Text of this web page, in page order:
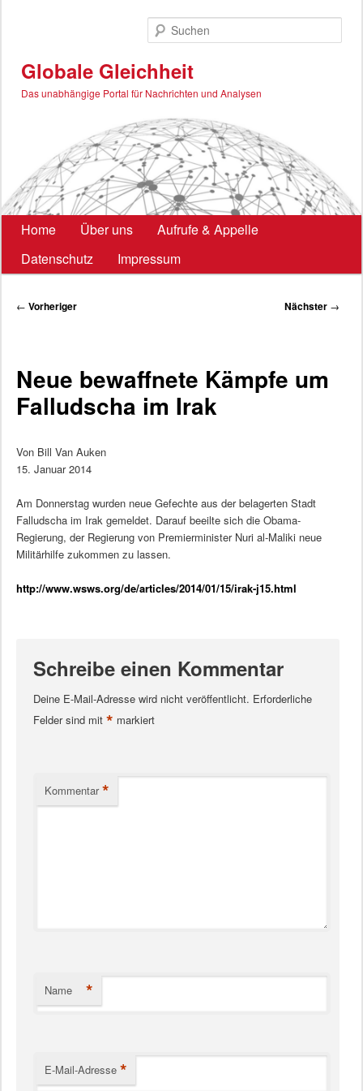
Globale Gleichheit
Das unabhängige Portal für Nachrichten und Analysen
Hauptmenü
Home Über uns
Aufrufe & Appelle
Datenschutz
Impressum
Beitragsnavigation
← Vorheriger Nächster →
Neue bewaffnete Kämpfe um
Falludscha im Irak
Von Bill Van Auken
15. Januar 2014
Am Donnerstag wurden neue Gefechte aus der belagerten Stadt
Falludscha im Irak gemeldet. Darauf beeilte sich die Obama-
Regierung, der Regierung von Premierminister Nuri al-Maliki neue
Militärhilfe zukommen zu lassen.
http://www.wsws.org/de/articles/2014/01/15/irak-j15.html
Schreibe einen Kommentar
Deine E-Mail-Adresse wird nicht veröffentlicht. Erforderliche
Felder sind mit * markiert
Kommentar *
Name *
E-Mail-Adresse *